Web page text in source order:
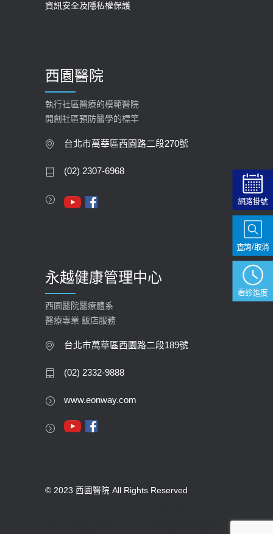
2025-09-30
【快速肝癌篩檢MRI】新檢查服務
2026-02-06
大吃大喝、肥胖害到膽囊！膽結石、
膽息肉如何處理？
2023-09-27
資訊安全及隱私權保護
西園醫院
執行社區醫療的模範醫院
開創社區預防醫學的標竿
台北市萬華區西園路二段270號
(02) 2307-6968
永越健康管理中心
西園醫院醫療體系
醫療專業 飯店服務
台北市萬華區西園路二段189號
(02) 2332-9888
www.eonway.com
© 2023 西園醫院 All Rights Reserved
網路掛號
看診進度
查詢/取消